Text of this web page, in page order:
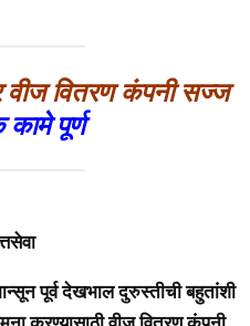
वीज वितरण कंपनी सज्ज
कामे पूर्ण
पूर्व देखभाल दुरुस्तीची बहुतांशी